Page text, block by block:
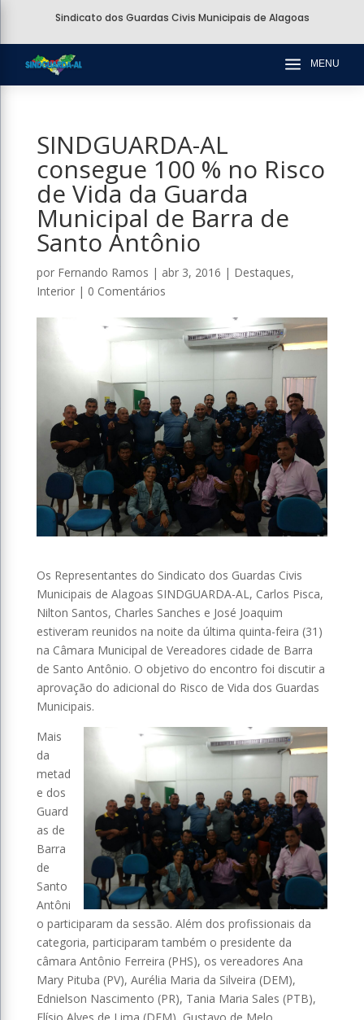
Sindicato dos Guardas Civis Municipais de Alagoas
a MENU
SINDGUARDA-AL
consegue 100 % no Risco
de Vida da Guarda
Municipal de Barra de
Santo Antônio
por Fernando Ramos | abr 3, 2016 | Destaques,
Interior| 0 Comentários
Os Representantes do Sindicato dos Guardas Civis
Municipais de Alagoas SINDGUARDA-AL, Carlos Pisca,
Nilton Santos, Charles Sanches e José Joaquim
estiveram reunidos na noite da última quinta-feira (31)
na Câmara Municipal de Vereadores cidade de Barra
de Santo Antônio. O objetivo do encontro foi discutir a
aprovação do adicional do Risco de Vida dos Guardas
Municipais.
Mais
da
metad
e dos
Guard
as de
Barra
de
Santo
Antôni
o participaram da sessão. Além dos profissionais da
categoria, participaram também o presidente da
câmara Antônio Ferreira (PHS), os vereadores Ana
Mary Pituba (PV), Aurélia Maria da Silveira (DEM),
Ednielson Nascimento (PR), Tania Maria Sales (PTB),
Elísio Alves de Lima (DEM), Gustavo de Melo